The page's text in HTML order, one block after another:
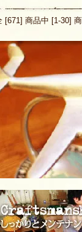
[671] 商品中 [1-30]